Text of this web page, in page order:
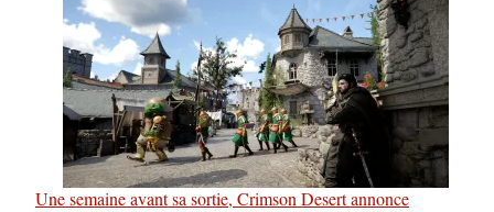
Une semaine avant sa sortie, Crimson Desert annonce